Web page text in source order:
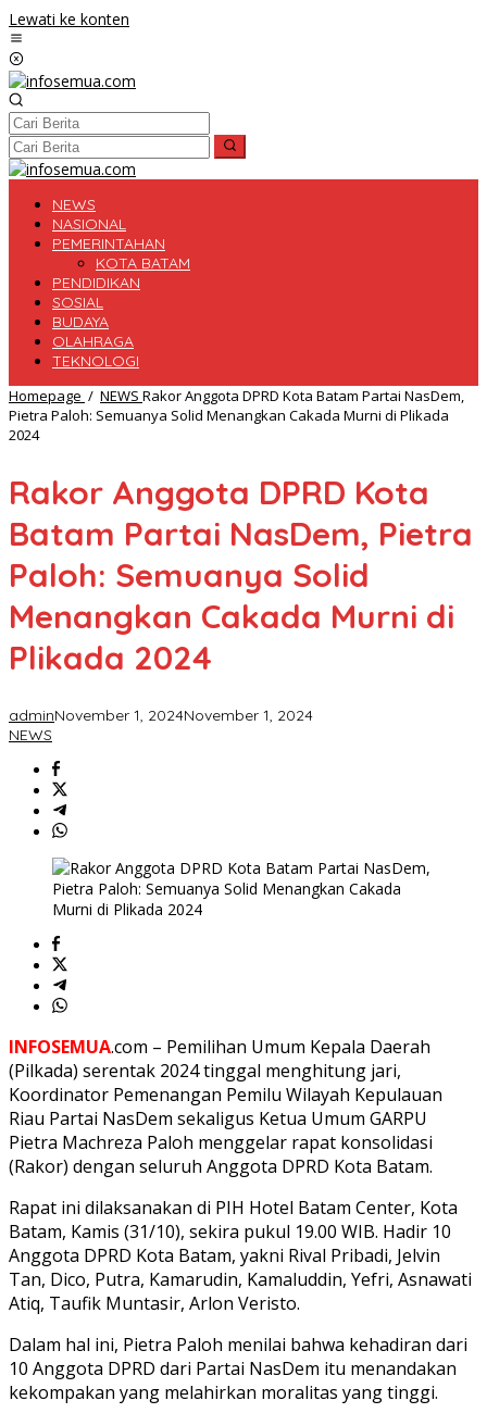
Lewati ke konten
NEWS
NASIONAL
PEMERINTAHAN
KOTA BATAM
PENDIDIKAN
SOSIAL
BUDAYA
OLAHRAGA
TEKNOLOGI
Homepage / NEWS Rakor Anggota DPRD Kota Batam Partai NasDem,
Pietra Paloh: Semuanya Solid Menangkan Cakada Murni di Plikada
2024
Rakor Anggota DPRD Kota
Batam Partai NasDem, Pietra
Paloh: Semuanya Solid
Menangkan Cakada Murni di
Plikada 2024
adminNovember 1, 2024November 1, 2024
NEWS
INFOSEMUA.com – Pemilihan Umum Kepala Daerah
(Pilkada) serentak 2024 tinggal menghitung jari,
Koordinator Pemenangan Pemilu Wilayah Kepulauan
Riau Partai NasDem sekaligus Ketua Umum GARPU
Pietra Machreza Paloh menggelar rapat konsolidasi
(Rakor) dengan seluruh Anggota DPRD Kota Batam.
Rapat ini dilaksanakan di PIH Hotel Batam Center, Kota
Batam, Kamis (31/10), sekira pukul 19.00 WIB. Hadir 10
Anggota DPRD Kota Batam, yakni Rival Pribadi, Jelvin
Tan, Dico, Putra, Kamarudin, Kamaluddin, Yefri, Asnawati
Atiq, Taufik Muntasir, Arlon Veristo.
Dalam hal ini, Pietra Paloh menilai bahwa kehadiran dari
10 Anggota DPRD dari Partai NasDem itu menandakan
kekompakan yang melahirkan moralitas yang tinggi.